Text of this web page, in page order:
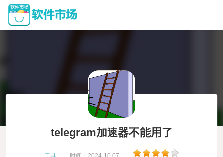
telegram加速器不能用了
工具 时间：2024-10-07